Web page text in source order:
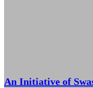
An Initiative of